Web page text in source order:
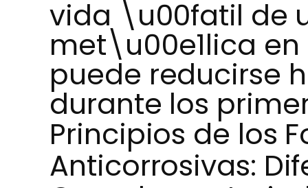
vida \u00fatil de
met\u00e1lica
puede reducirse
durante los
Principios de los
Anticorrosivas: